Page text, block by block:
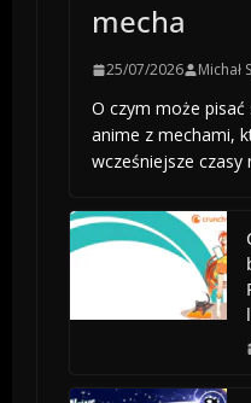
mecha
25/07/2026 Michał
O czym może pisać
anime z mechami,
wcześniejsze czasy